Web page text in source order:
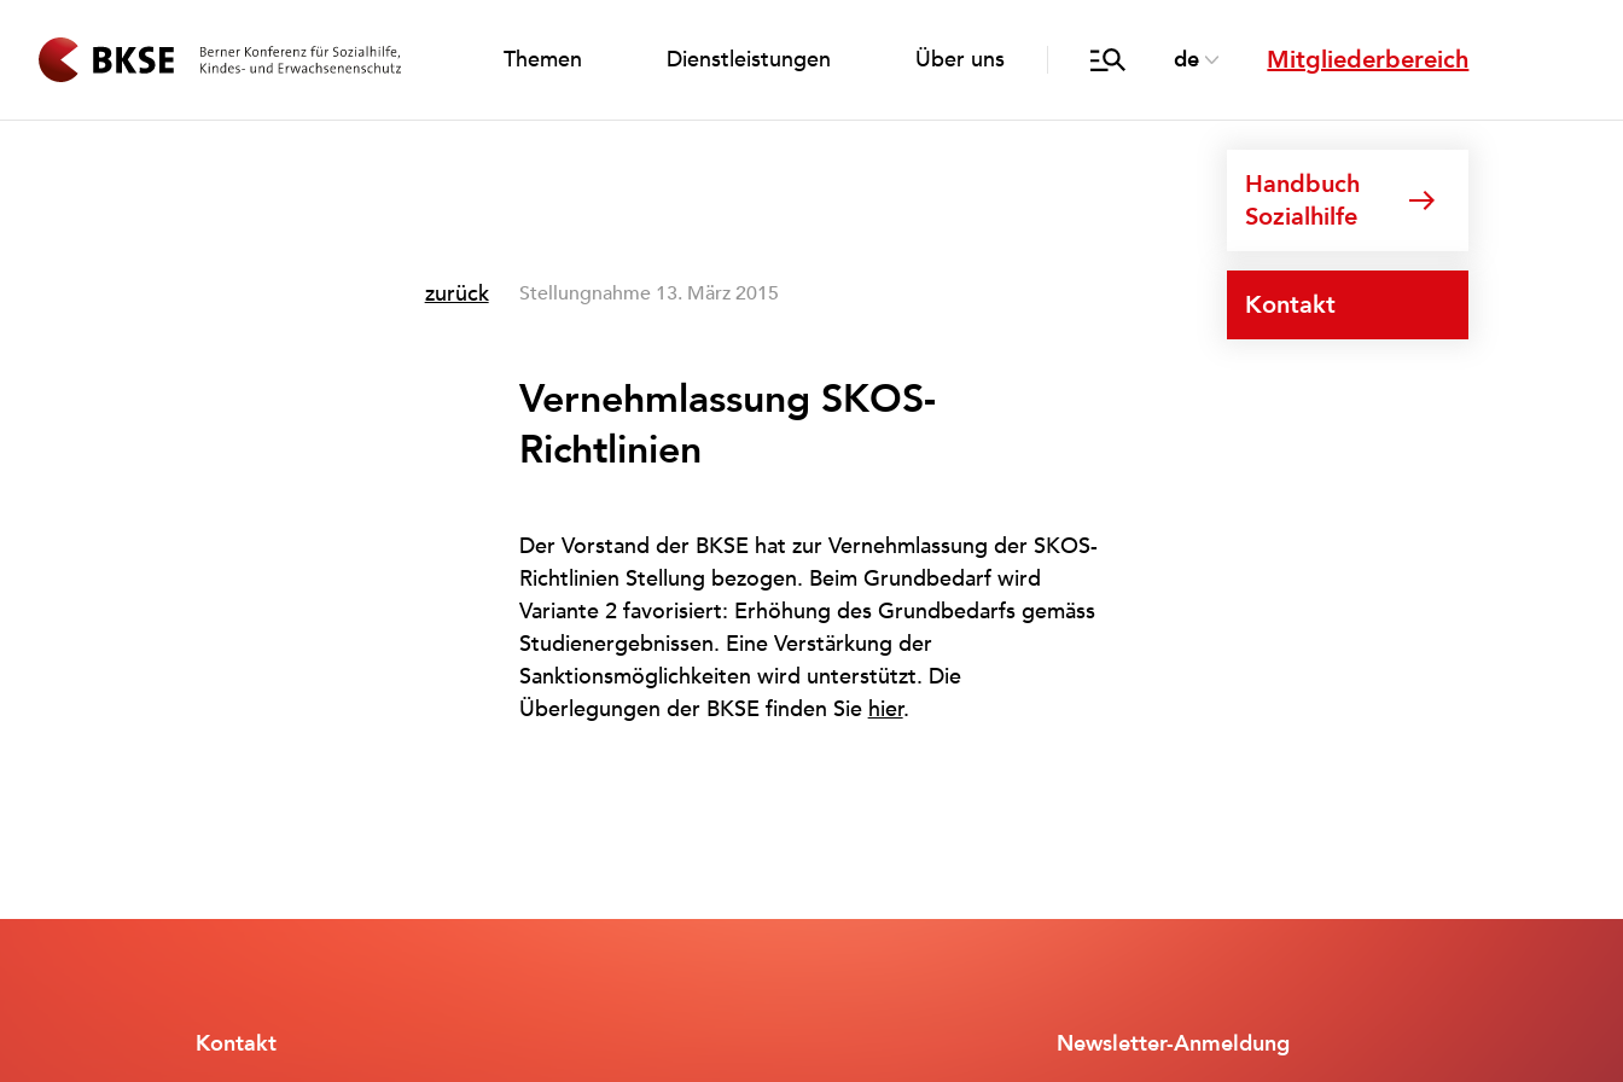
Themen Dienstleistungen Über uns Mitgliederbereich
de
Handbuch
Sozialhilfe
Kontakt
zurück Stellungnahme 13. März 2015
Vernehmlassung SKOS-
Richtlinien
Der Vorstand der BKSE hat zur Vernehmlassung der SKOS-
Richtlinien Stellung bezogen. Beim Grundbedarf wird
Variante 2 favorisiert: Erhöhung des Grundbedarfs gemäss
Studienergebnissen. Eine Verstärkung der
Sanktionsmöglichkeiten wird unterstützt. Die
Überlegungen der BKSE finden Siehier.
Kontakt Newsletter-Anmeldung